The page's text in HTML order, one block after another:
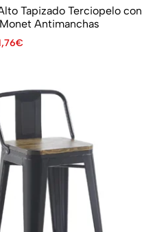
Tapizado Terciopelo con
Antimanchas
€